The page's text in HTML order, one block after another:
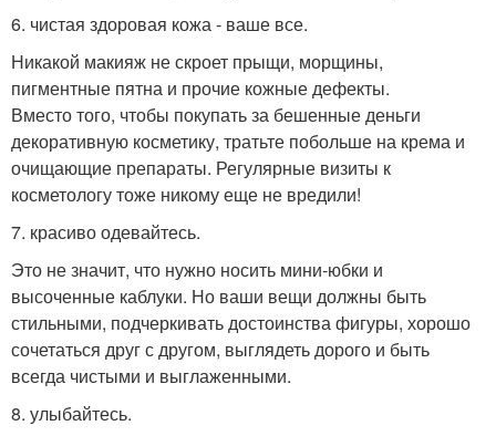
6. чистая здоровая кожа - ваше все.
Никакой макияж не скроет прыщи, морщины,
пигментные пятна и прочие кожные дефекты.
Вместо того, чтобы покупать за бешенные деньги
декоративную косметику, тратьте побольше на крема и
очищающие препараты. Регулярные визиты к
косметологу тоже никому еще не вредили!
7. красиво одевайтесь.
Это не значит, что нужно носить мини-юбки и
высоченные каблуки. Но ваши вещи должны быть
стильными, подчеркивать достоинства фигуры, хорошо
сочетаться друг с другом, выглядеть дорого и быть
всегда чистыми и выглаженными.
8. улыбайтесь.